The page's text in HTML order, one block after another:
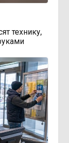
технику,